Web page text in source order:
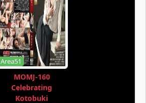
Area51
MOMJ-160
Celebrating
Kotobuki